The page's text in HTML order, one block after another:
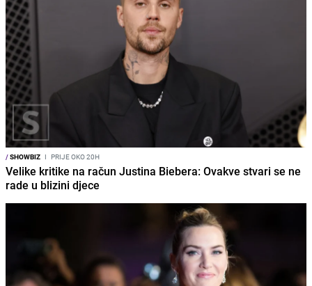
/SHOWBIZ I PRIJE OKO 20H
Velike kritike na račun Justina Biebera: Ovakve stvari se ne
rade u blizini djece